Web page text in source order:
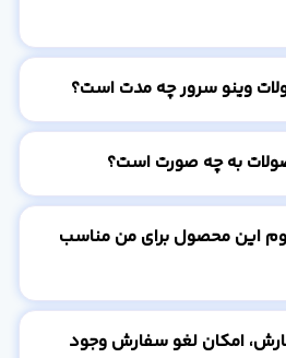
وینو سرور چه مدت است؟
به چه صورت است؟
این محصول برای من مناسب
امکان لغو سفارش وجود